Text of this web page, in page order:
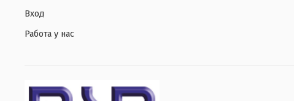
Вход
Работа у нас